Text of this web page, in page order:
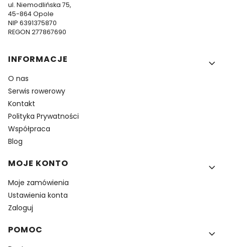
ul. Niemodlińska 75,
45-864 Opole
NIP 6391375870
REGON 277867690
Linki w stopce
INFORMACJE
O nas
Serwis rowerowy
Kontakt
Polityka Prywatności
Współpraca
Blog
MOJE KONTO
Moje zamówienia
Ustawienia konta
Zaloguj
POMOC